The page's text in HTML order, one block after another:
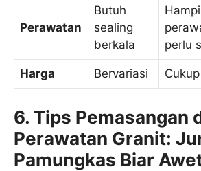
Perawatan
Butuh
sealing
berkala
perlu
Harga Bervariasi
6. Tips Pemasangan
Perawatan Granit:
Pamungkas Biar